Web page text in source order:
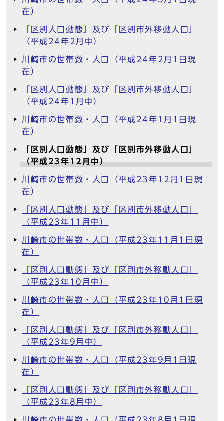
在）
「区別人口動態」及び「区別市外移動人口」
（平成24年2月中）
川崎市の世帯数・人口（平成24年2月1日現
在）
「区別人口動態」及び「区別市外移動人口」
（平成24年1月中）
川崎市の世帯数・人口（平成24年1月1日現
在）
「区別人口動態」及び「区別市外移動人口」
（平成23年12月中）
川崎市の世帯数・人口（平成23年12月1日現
在）
「区別人口動態」及び「区別市外移動人口」
（平成23年11月中）
川崎市の世帯数・人口（平成23年11月1日現
在）
「区別人口動態」及び「区別市外移動人口」
（平成23年10月中）
川崎市の世帯数・人口（平成23年10月1日現
在）
「区別人口動態」及び「区別市外移動人口」
（平成23年9月中）
川崎市の世帯数・人口（平成23年9月1日現
在）
「区別人口動態」及び「区別市外移動人口」
（平成23年8月中）